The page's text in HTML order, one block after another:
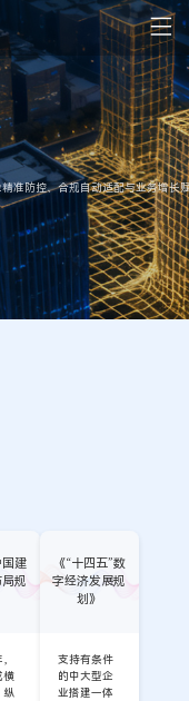
准防控、合规自动适配与业务增长
国建
规
横
纵
《“十四五”数
字经济发展规
划》
支持有条件
的中大型企
业搭建一体